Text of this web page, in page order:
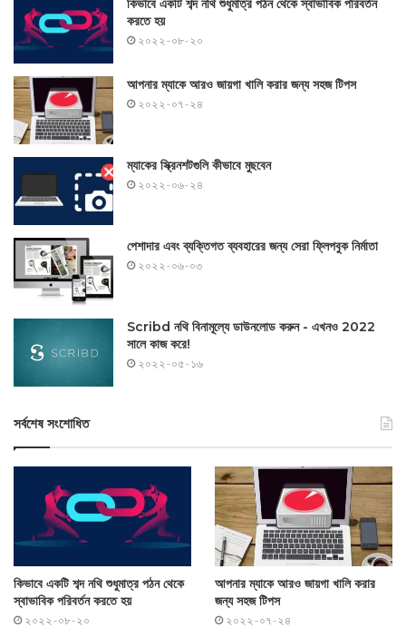
করতে হয়
২০২২-০৮-২০
আপনার ম্যাকে আরও জায়গা খালি করার জন্য সহজ টিপস
২০২২-০৭-২৪
ম্যাকের স্ক্রিনশটগুলি কীভাবে মুছবেন
২০২২-০৬-২৪
পেশাদার এবং ব্যক্তিগত ব্যবহারের জন্য সেরা ফ্লিপবুক নির্মাতা
২০২২-০৬-০৩
Scribd নথি বিনামূল্যে ডাউনলোড করুন - এখনও 2022
সালে কাজ করে!
২০২২-০৫-১৬
সর্বশেষ সংশোধিত
কিভাবে একটি শব্দ নথি শুধুমাত্র পঠন থেকে
স্বাভাবিক পরিবর্তন করতে হয়
২০২২-০৮-২০
আপনার ম্যাকে আরও জায়গা খালি করার
জন্য সহজ টিপস
২০২২-০৭-২৪